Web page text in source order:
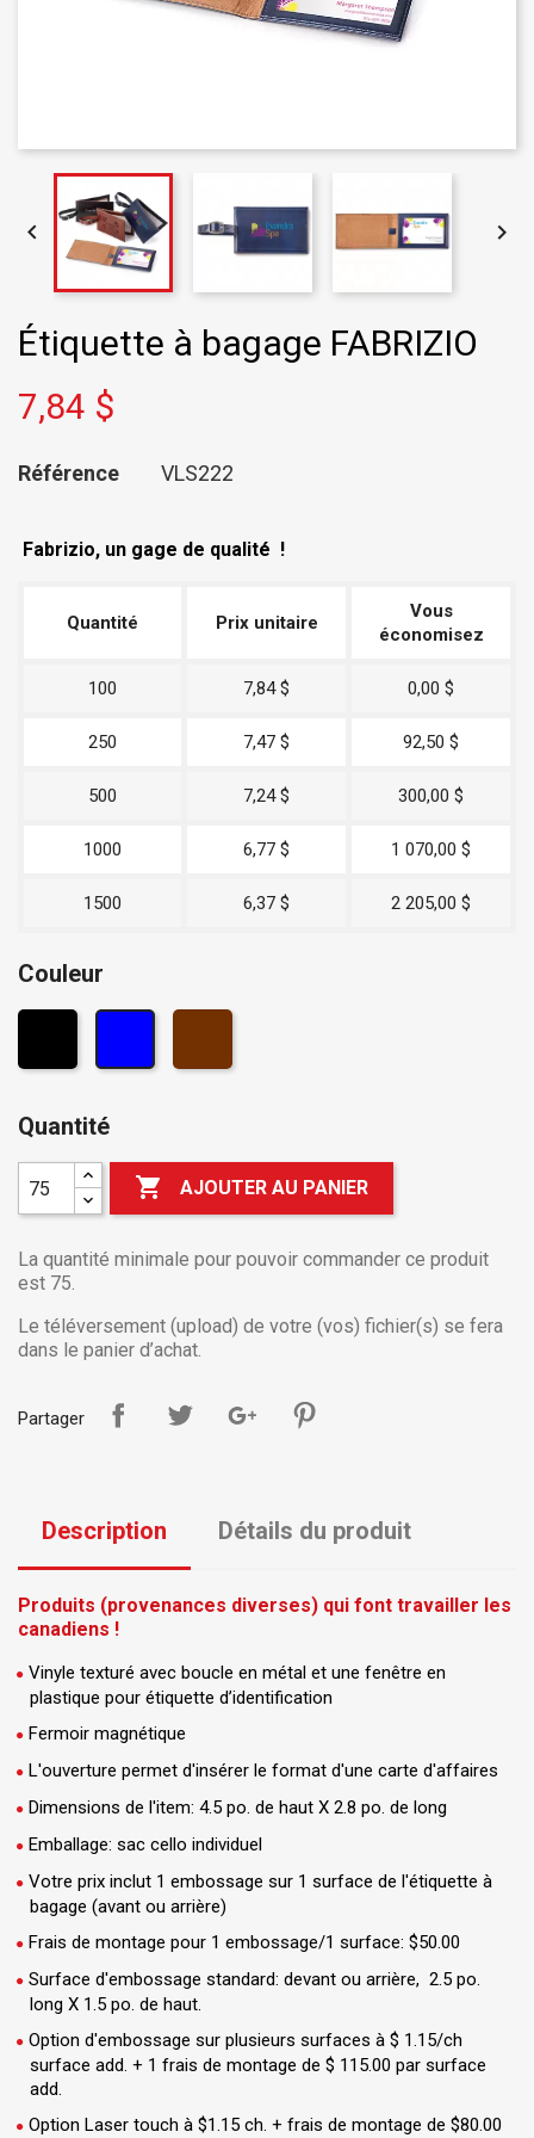
 
Étiquette à bagage FABRIZIO
7,84 $
Référence VLS222
Fabrizio, un gage de qualité !
Quantité Prix unitaire
Vous
économisez
100 7,84 $ 0,00 $
250 7,47 $ 92,50 $
500 7,24 $ 300,00 $
1000 6,77 $ 1 070,00 $
1500 6,37 $ 2 205,00 $
Couleur
Quantité
 AJOUTER AU PANIER
La quantité minimale pour pouvoir commander ce produit
est 75.
Le téléversement (upload) de votre (vos) fichier(s) se fera
dans le panier d’achat.
Partager
Description Détails du produit
Produits (provenances diverses) qui font travailler les
canadiens !
Vinyle texturé avec boucle en métal et une fenêtre en
plastique pour étiquette d’identification
Fermoir magnétique
L'ouverture permet d'insérer le format d'une carte d'affaires
Dimensions de l'item: 4.5 po. de haut X 2.8 po. de long
Emballage: sac cello individuel
Votre prix inclut 1 embossage sur 1 surface de l'étiquette à
bagage (avant ou arrière)
Frais de montage pour 1 embossage/1 surface: $50.00
Surface d'embossage standard: devant ou arrière, 2.5 po.
long X 1.5 po. de haut.
Option d'embossage sur plusieurs surfaces à $ 1.15/ch
surface add. + 1 frais de montage de $ 115.00 par surface
add.
Option Laser touch à $1.15 ch. + frais de montage de $80.00